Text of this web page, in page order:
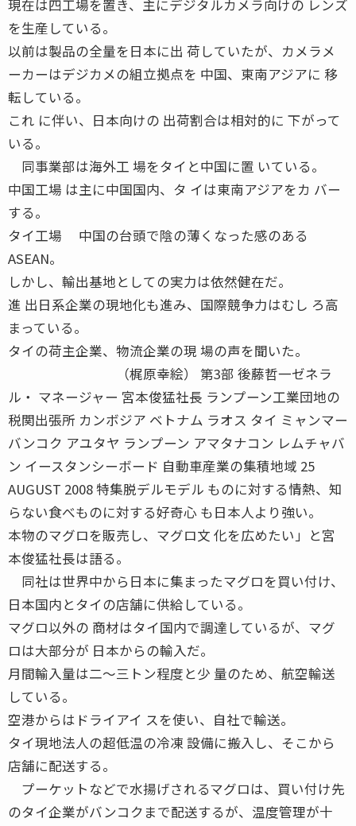
現在は四工場を置き、主にデジタルカメラ向けの レンズ
を生産している。
以前は製品の全量を日本に出 荷していたが、カメラメ
ーカーはデジカメの組立拠点を 中国、東南アジアに 移
転している。
これ に伴い、日本向けの 出荷割合は相対的に 下がって
いる。
同事業部は海外工 場をタイと中国に置 いている。
中国工場 は主に中国国内、タ イは東南アジアをカ バー
する。
タイ工場 中国の台頭で陰の薄くなった感のある
ASEAN。
しかし、輸出基地としての実力は依然健在だ。
進 出日系企業の現地化も進み、国際競争力はむし ろ高
まっている。
タイの荷主企業、物流企業の現 場の声を聞いた。
（梶原幸絵） 第3部 後藤哲一ゼネラ
ル・ マネージャー 宮本俊猛社長 ランプーン工業団地の
税関出張所 カンボジア ベトナム ラオス タイ ミャンマー
バンコク アユタヤ ランプーン アマタナコン レムチャバ
ン イースタンシーボード 自動車産業の集積地域 25
AUGUST 2008 特集脱デルモデル ものに対する情熱、知
らない食べものに対する好奇心 も日本人より強い。
本物のマグロを販売し、マグロ文 化を広めたい」と宮
本俊猛社長は語る。
同社は世界中から日本に集まったマグロを買い付け、
日本国内とタイの店舗に供給している。
マグロ以外の 商材はタイ国内で調達しているが、マグ
ロは大部分が 日本からの輸入だ。
月間輸入量は二〜三トン程度と少 量のため、航空輸送
している。
空港からはドライアイ スを使い、自社で輸送。
タイ現地法人の超低温の冷凍 設備に搬入し、そこから
店舗に配送する。
プーケットなどで水揚げされるマグロは、買い付け先
のタイ企業がバンコクまで配送するが、温度管理が十